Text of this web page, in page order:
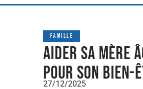
FAMILLE
Aider sa mère
pour son bien-
27/12/2025